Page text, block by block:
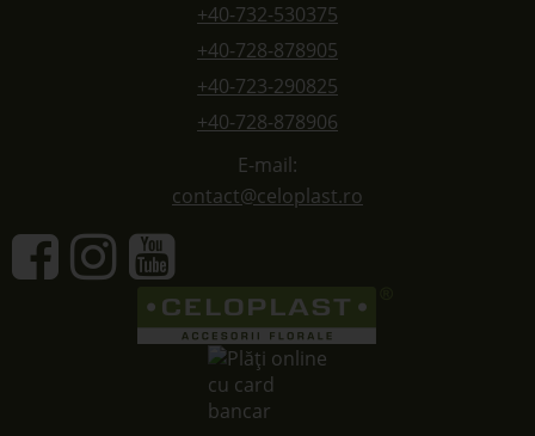
+40-732-530375
+40-728-878905
+40-723-290825
+40-728-878906
E-mail:
contact@celoplast.ro